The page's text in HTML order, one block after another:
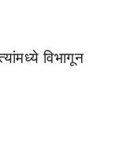
विभागून